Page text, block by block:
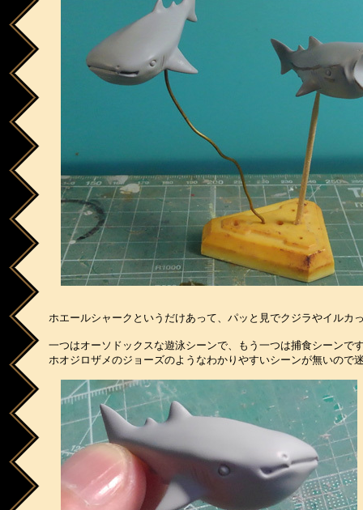
ホエールシャークというだけあって、パッと見でクジラやイルカ
一つはオーソドックスな遊泳シーンで、もう一つは捕食シーンで
ホオジロザメのジョーズのようなわかりやすいシーンが無いので